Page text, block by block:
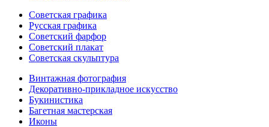
Советская графика
Русская графика
Советский фарфор
Советский плакат
Советская скульптура
Винтажная фотография
Декоративно-прикладное искусство
Букинистика
Багетная мастерская
Иконы